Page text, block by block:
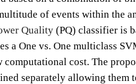
of events within the
Quality (PQ) classifier is
a One vs. One multiclass
computational cost. The
separately allowing